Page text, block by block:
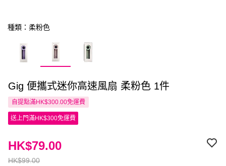
種類：柔粉色
Gig 便攜式迷你高速風扇 柔粉色 1件
自提點滿HK$300.00免運費
送上門滿HK$300免運費
HK$99.00
HK$79.00